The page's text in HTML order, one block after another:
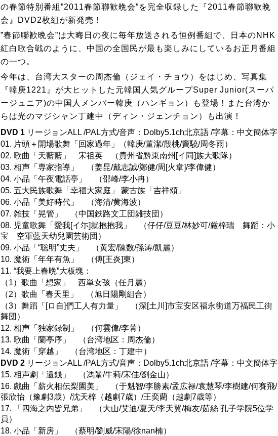
の春節特別番組”2011春節聯歓晩会”を完全収録した『2011春節聯歓晩
会』DVD2枚組が新発売！
”春節聯歓晩会”は大晦日の夜に毎年放送される恒例番組で、日本のNHK
紅白歌合戦のように、中国の全国民が最も楽しみにしているお正月番組
の一つ。
今年は、台湾大スターの周杰倫（ジェイ・チョウ）をはじめ、写真集
『韓庚1221』が大ヒットした元韓国人気グループSuper Junior(スーパ
ージュニア)の中国人メンバー韓庚（ハンギョン）も登場！また台湾か
らは光のマジシャン丁建中（ディン・ジェンチョン）も出演！
DVD 1 リージョンALL /PAL方式/音声：Dolby5.1ch北京語 /字幕：中文簡体字
01. 片頭＋開場歌舞「回家過年」（韓庚/董潔/殷桃/竇驍/周冬雨）
02. 歌曲「天藍藍」 宋祖英 （貴州省黔東南州[イ同]族大歌隊）
03. 相声「専家指導」 （姜昆/戴志誠/鄭健/周[火韋]/李偉健）
04. 小品「午夜電話亭」 （邵峰/李小冉）
05. 五大民族歌舞「幸福大家庭」 蒙古族「吉祥頌」
06. 小品「美好時代」 （海清/黄海波）
07. 雑技「晃管」 （中国鉄路文工団雑技団）
08. 児童歌舞「愛我[イ尓]就抱抱我」 （仔仔/豆豆/林妙可/厳梓瑞 舞蹈：小
宝 空軍藍天幼兒園芸術団）
09. 小品「“聡明”丈夫」 （黄宏/陳数/孫涛/凱麗）
10. 魔術「年年有魚」 （傅[王炎]東）
11. “我要上春晩”大板塊：
（1）歌曲「想家」 西単女孩（任月麗）
（2）歌曲「春天里」 （旭日陽剛組合）
（3）舞蹈「[ロ自]們工人有力量」 （深[土川]市宝安区福永街道万福民工街
舞団）
12. 相声「独家録制」 （何雲偉/李菁）
13. 歌曲「蘭亭序」 （台湾地区：周杰倫）
14. 魔術「穿越」 （台湾地区：丁建中）
DVD 2 リージョンALL /PAL方式/音声：Dolby5.1ch北京語 /字幕：中文簡体字
15. 相声劇「還銭」 （馮鞏/牛莉/宋佳/劉金山）
16. 戲曲「薪火相伝梨園美」 （于魁智/李勝素/孟広禄/袁慧琴/李樹建/何賽飛/
張欣怡（豫劇3歳）/沈天梓（越劇7歳）/王奕藺（越劇7歳等）
17. 「四海之内皆兄弟」 （大山/艾迪/夏天/李天翼/梅友/茹絲 孔子学院5位学
員）
18. 小品「新房」 （蔡明/劉威/宋陽/徐nan楠）